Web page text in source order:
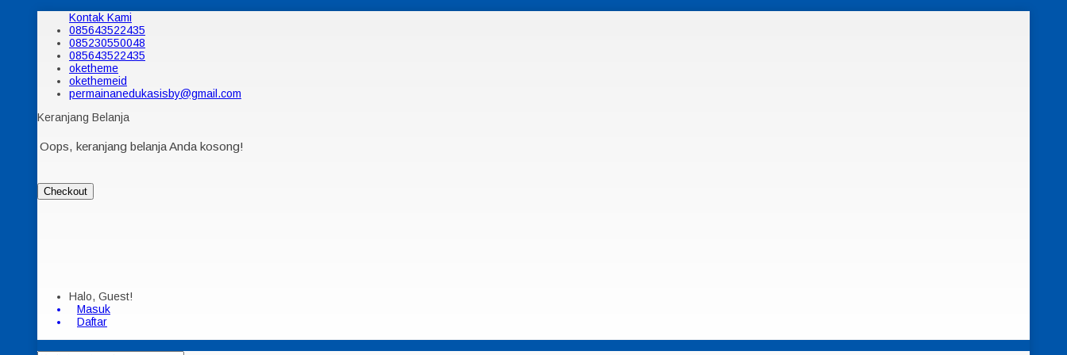
Kontak Kami
085643522435
085230550048
085643522435
oketheme
okethemeid
permainanedukasisby@gmail.com
Keranjang Belanja
Oops, keranjang belanja Anda kosong!
Checkout
Halo, Guest!
Masuk
Daftar